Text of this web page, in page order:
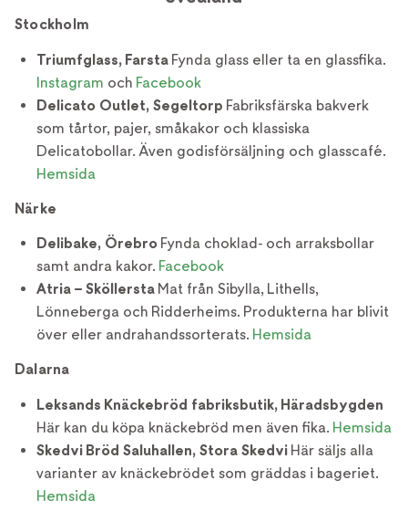
Stockholm
Triumfglass, Farsta Fynda glass eller ta en glassfika.
Instagram och Facebook
Delicato Outlet, Segeltorp Fabriksfärska bakverk
som tårtor, pajer, småkakor och klassiska
Delicatobollar. Även godisförsäljning och glasscafé.
Hemsida
Närke
Delibake, Örebro Fynda choklad- och arraksbollar
samt andra kakor. Facebook
Atria – Sköllersta Mat från Sibylla, Lithells,
Lönneberga och Ridderheims. Produkterna har blivit
över eller andrahandssorterats. Hemsida
Dalarna
Leksands Knäckebröd fabriksbutik, Häradsbygden
Här kan du köpa knäckebröd men även fika. Hemsida
Skedvi Bröd Saluhallen, Stora Skedvi Här säljs alla
varianter av knäckebrödet som gräddas i bageriet.
Hemsida